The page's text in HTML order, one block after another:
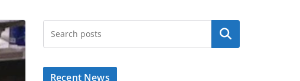
Search
Recent News